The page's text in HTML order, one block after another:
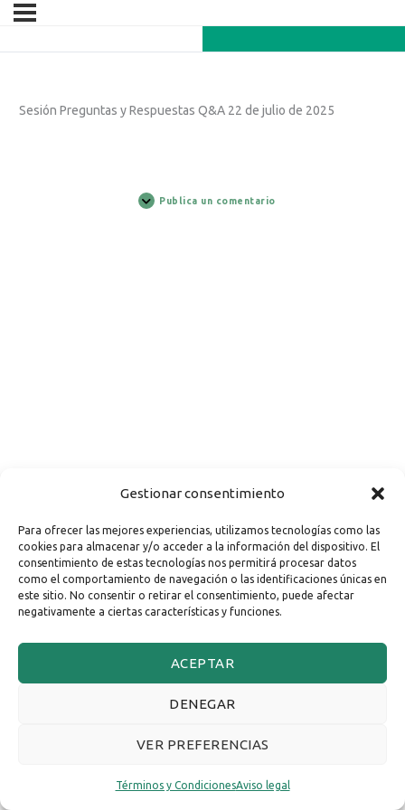
Gestionar consentimiento
Para ofrecer las mejores experiencias, utilizamos tecnologías como las
cookies para almacenar y/o acceder a la información del dispositivo. El
consentimiento de estas tecnologías nos permitirá procesar datos
como el comportamiento de navegación o las identificaciones únicas en
este sitio. No consentir o retirar el consentimiento, puede afectar
negativamente a ciertas características y funciones.
ACEPTAR
DENEGAR
VER PREFERENCIAS
Términos y CondicionesAviso legal
Sesión Preguntas y Respuestas Q&A 22 de julio de 2025
Publica un comentario